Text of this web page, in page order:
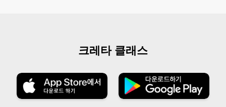
크레타 클래스